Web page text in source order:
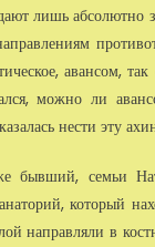
лишь абсолютно
авансом,
можно ли
нести эту
бывший, семьи
который
направляли в